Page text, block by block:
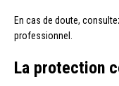
En cas de doute,
professionnel.
La protection